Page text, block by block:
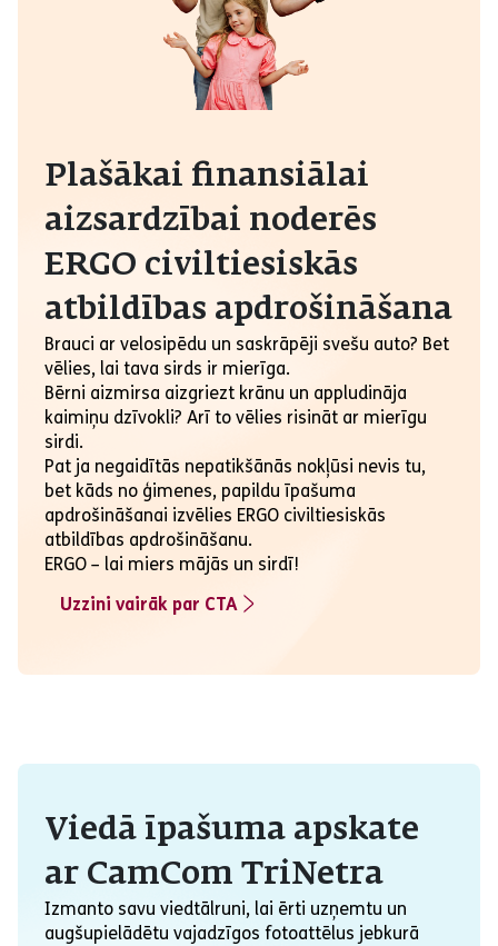
Plašākai finansiālai
aizsardzībai noderēs
ERGO civiltiesiskās
atbildības apdrošināšana
Brauci ar velosipēdu un saskrāpēji svešu auto? Bet
vēlies, lai tava sirds ir mierīga.
Bērni aizmirsa aizgriezt krānu un appludināja
kaimiņu dzīvokli? Arī to vēlies risināt ar mierīgu
sirdi.
Pat ja negaidītās nepatikšānās nokļūsi nevis tu,
bet kāds no ģimenes, papildu īpašuma
apdrošināšanai izvēlies ERGO civiltiesiskās
atbildības apdrošināšanu.
ERGO – lai miers mājās un sirdī!
Uzzini vairāk par CTA
Viedā īpašuma apskate
ar CamCom TriNetra
Izmanto savu viedtālruni, lai ērti uzņemtu un
augšupielādētu vajadzīgos fotoattēlus jebkurā